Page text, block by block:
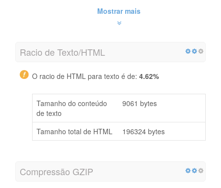
Mostrar mais
Racio de Texto/HTML
O racio de HTML para texto é de: 4.62%
Tamanho do conteúdo
de texto
9061 bytes
Tamanho total de HTML 196324 bytes
Compressão GZIP